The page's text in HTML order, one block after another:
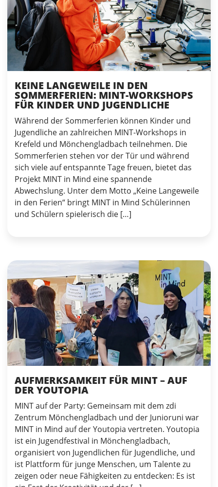
KEINE LANGEWEILE IN DEN
SOMMERFERIEN: MINT-WORKSHOPS
FÜR KINDER UND JUGENDLICHE
Während der Sommerferien können Kinder und
Jugendliche an zahlreichen MINT-Workshops in
Krefeld und Mönchengladbach teilnehmen. Die
Sommerferien stehen vor der Tür und während
sich viele auf entspannte Tage freuen, bietet das
Projekt MINT in Mind eine spannende
Abwechslung. Unter dem Motto „Keine Langeweile
in den Ferien“ bringt MINT in Mind Schülerinnen
und Schülern spielerisch die […]
AUFMERKSAMKEIT FÜR MINT – AUF
DER YOUTOPIA
MINT auf der Party: Gemeinsam mit dem zdi
Zentrum Mönchengladbach und der Junioruni war
MINT in Mind auf der Youtopia vertreten. Youtopia
ist ein Jugendfestival in Mönchengladbach,
organisiert von Jugendlichen für Jugendliche, und
ist Plattform für junge Menschen, um Talente zu
zeigen oder neue Fähigkeiten zu entdecken: Es ist